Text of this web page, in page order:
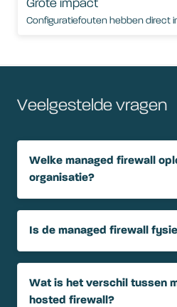
Grote impact
Configuratiefouten hebben direct
Veelgestelde vragen
Welke managed firewall
organisatie?
Is de managed firewall
Wat is het verschil tussen
hosted firewall?